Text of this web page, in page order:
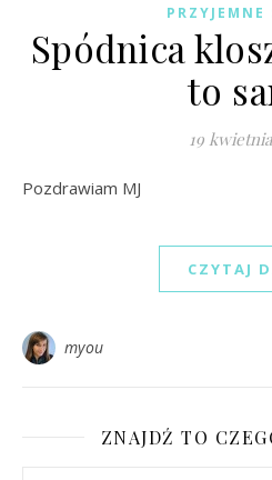
PRZYJEMNE
Spódnica
to
19
Pozdrawiam MJ
CZYTAJ
myou
ZNAJDŹ TO